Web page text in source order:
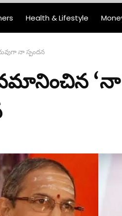
Health & Lifestyle
నా స్పందన